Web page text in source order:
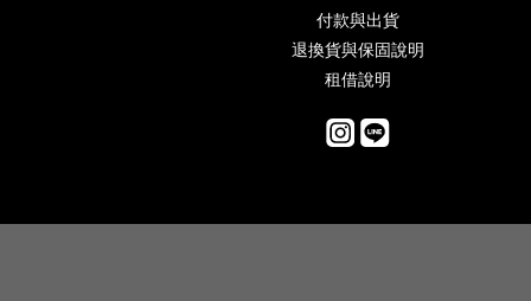
付款與出貨
退換貨與保固說明
租借說明